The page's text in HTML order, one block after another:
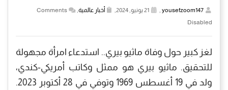
yousefzoom147
, أخبار عالمية,
Comments
Disabled
لغز كبير حول وفاة ماثيو بيري.. استدعاء امرأة مجهولة
للتحقيق. ماثيو بيري هو ممثل وكاتب أمريكي-كندي،
ولد في 19 أغسطس 1969 وتوفي في 28 أكتوبر 2023.